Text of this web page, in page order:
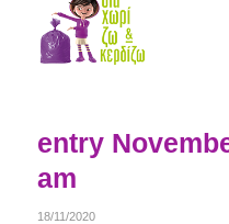
entry
am
18/11/2020